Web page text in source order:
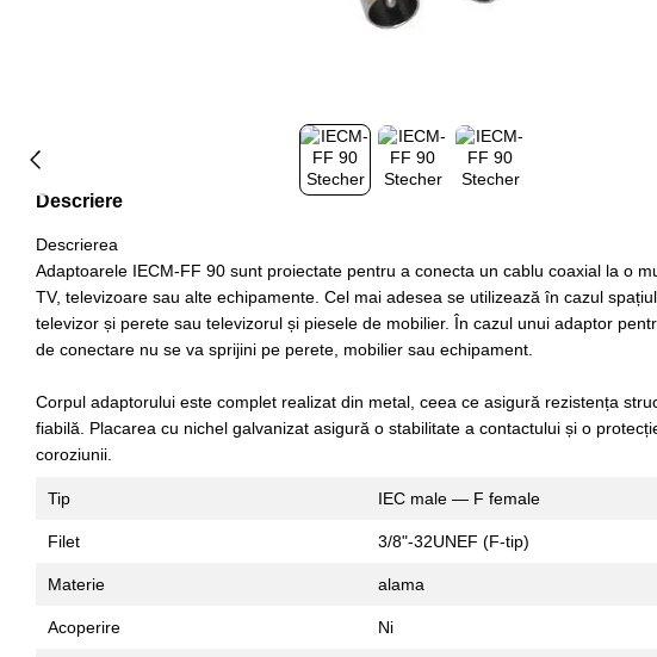
Descriere
Descrierea
Adaptoarele IECM-FF 90 sunt proiectate pentru a conecta un cablu coaxial la o
TV, televizoare sau alte echipamente. Cel mai adesea se utilizează în cazul
televizor și perete sau televizorul și piesele de mobilier. În cazul unui adaptor
de conectare nu se va sprijini pe perete, mobilier sau echipament.
Corpul adaptorului este complet realizat din metal, ceea ce asigură rezistența
fiabilă. Placarea cu nichel galvanizat asigură o stabilitate a contactului și o
coroziunii.
Tip IEC male — F female
Filet 3/8"-32UNEF (F-tip)
Materie alama
Acoperire Ni